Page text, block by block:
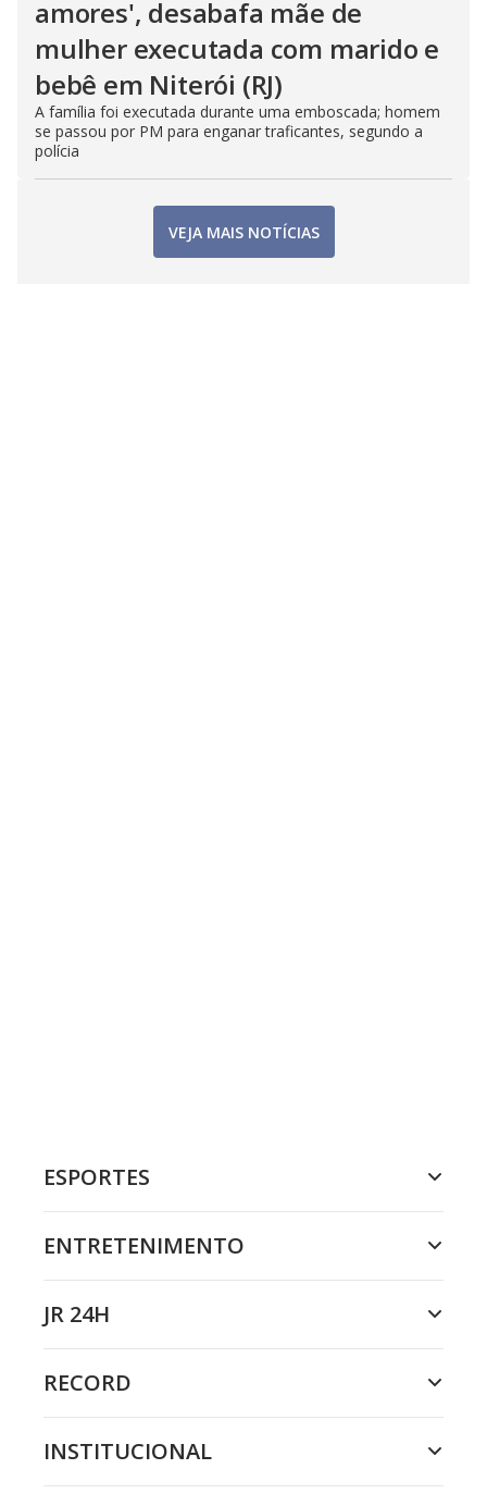
amores', desabafa mãe de
mulher executada com marido e
bebê em Niterói (RJ)
A família foi executada durante uma emboscada; homem
se passou por PM para enganar traficantes, segundo a
polícia
VEJA MAIS NOTÍCIAS
ESPORTES
ENTRETENIMENTO
JR 24H
RECORD
INSTITUCIONAL